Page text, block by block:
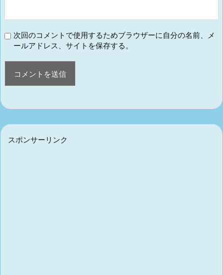
次回のコメントで使用するためブラウザーに自分の名前、メ
ールアドレス、サイトを保存する。
スポンサーリンク